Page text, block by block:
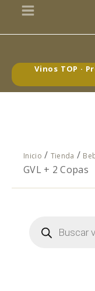
Vinos TOP ·
Inicio / Tienda /
GVL + 2 Copas
Búsqueda